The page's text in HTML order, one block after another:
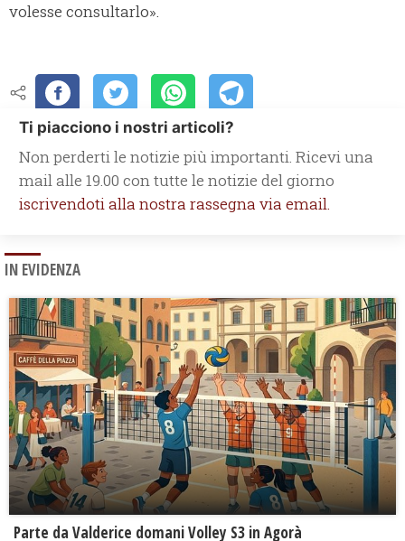
volesse consultarlo».
Ti piacciono i nostri articoli?
Non perderti le notizie più importanti. Ricevi una
mail alle 19.00 con tutte le notizie del giorno
iscrivendoti alla nostra rassegna via email.
IN EVIDENZA
Parte da Valderice domani Volley S3 in Agorà